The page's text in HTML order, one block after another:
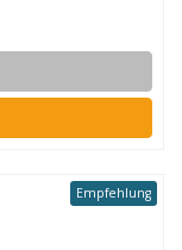
Empfehlung